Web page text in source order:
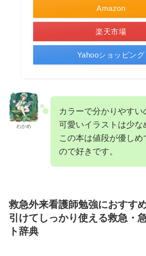
Amazon
楽天市場
Yahooショッピング
わかめ
カラーで分かりやすい
可愛いイラストは少な
この本は値段が優しめ
ので好きです。
救急外来看護師勉強におすす
引けてしっかり使える救急・
ト辞典